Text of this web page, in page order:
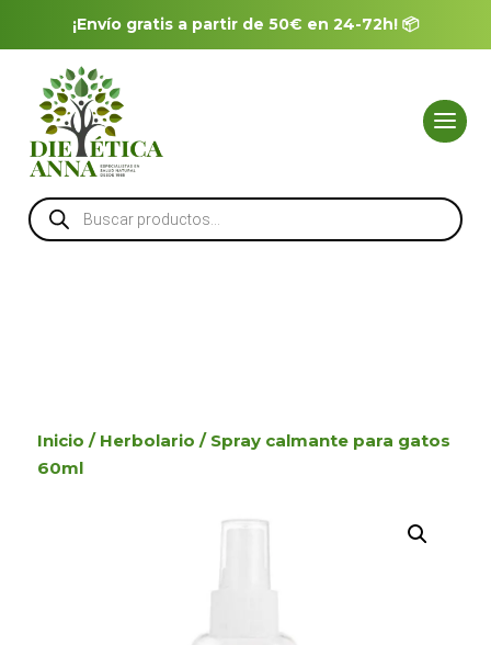
¡Envío gratis a partir de 50€ en 24-72h! 📦
Búsqueda
de
productos
Inicio / Herbolario / Spray calmante para gatos
60ml